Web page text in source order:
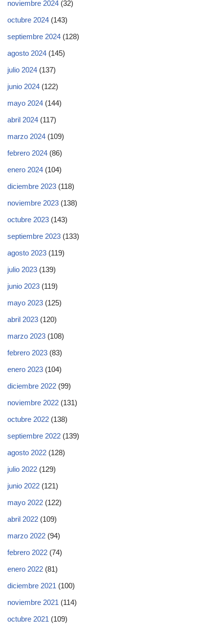
noviembre 2024 (32)
octubre 2024 (143)
septiembre 2024 (128)
agosto 2024 (145)
julio 2024 (137)
junio 2024 (122)
mayo 2024 (144)
abril 2024 (117)
marzo 2024 (109)
febrero 2024 (86)
enero 2024 (104)
diciembre 2023 (118)
noviembre 2023 (138)
octubre 2023 (143)
septiembre 2023 (133)
agosto 2023 (119)
julio 2023 (139)
junio 2023 (119)
mayo 2023 (125)
abril 2023 (120)
marzo 2023 (108)
febrero 2023 (83)
enero 2023 (104)
diciembre 2022 (99)
noviembre 2022 (131)
octubre 2022 (138)
septiembre 2022 (139)
agosto 2022 (128)
julio 2022 (129)
junio 2022 (121)
mayo 2022 (122)
abril 2022 (109)
marzo 2022 (94)
febrero 2022 (74)
enero 2022 (81)
diciembre 2021 (100)
noviembre 2021 (114)
octubre 2021 (109)